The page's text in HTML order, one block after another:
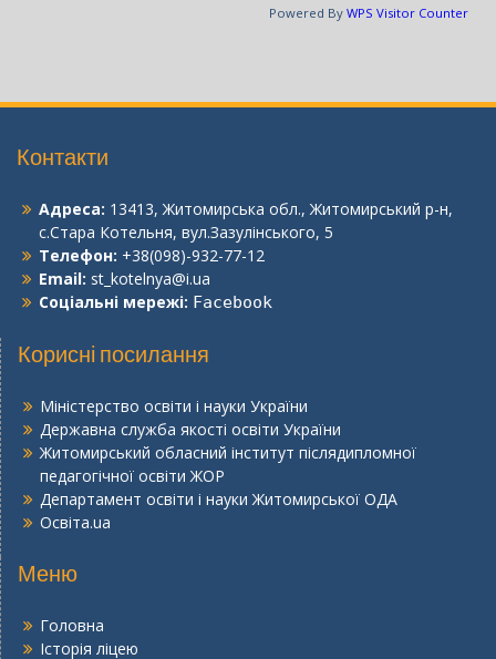
Powered By WPS Visitor Counter
Контакти
Адреса: 13413, Житомирська обл., Житомирський р-н,
с.Стара Котельня, вул.Зазулінського, 5
Телефон: +38(098)-932-77-12
Email: st_kotelnya@i.ua
Соціальні мережі: Facebook
Корисні посилання
Міністерство освіти і науки України
Державна служба якості освіти України
Житомирський обласний інститут післядипломної
педагогічної освіти ЖОР
Департамент освіти і науки Житомирської ОДА
Освіта.ua
Меню
Головна
Історія ліцею